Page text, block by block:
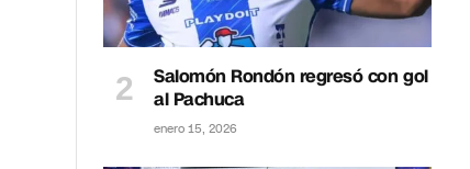
Salomón Rondón regresó con gol
al Pachuca
enero 15, 2026